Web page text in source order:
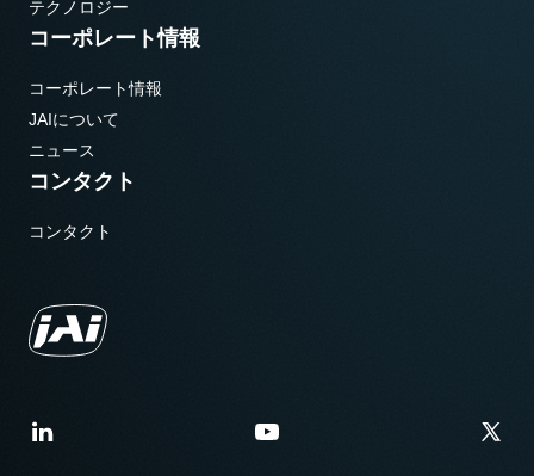
テクノロジー
コーポレート情報
コーポレート情報
JAIについて
ニュース
コンタクト
コンタクト